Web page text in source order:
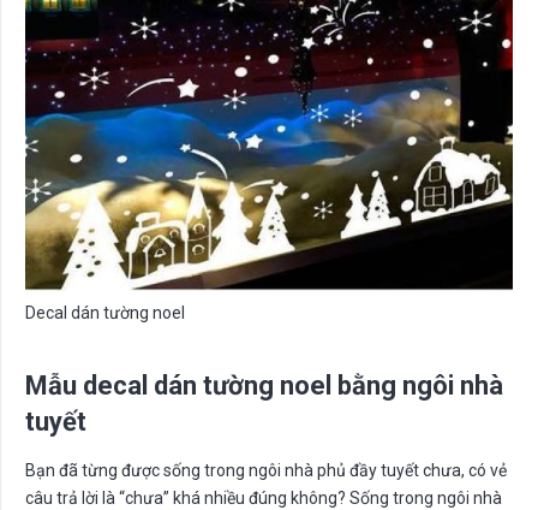
Decal dán tường noel
Mẫu decal dán tường noel bằng ngôi nhà
tuyết
Bạn đã từng được sống trong ngôi nhà phủ đầy tuyết chưa, có vẻ
câu trả lời là “chưa” khá nhiều đúng không? Sống trong ngôi nhà